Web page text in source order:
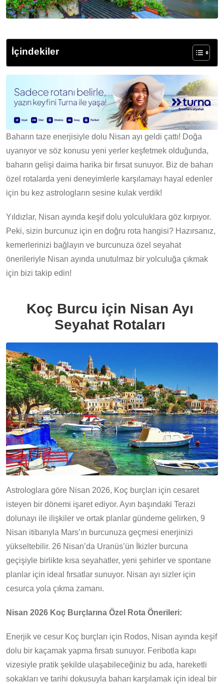
İçindekiler
Baharın taze enerjisiyle dolu Nisan ayı geldi çattı! Doğa
uyanıyor ve söz konusu yeni yerler keşfetmek olduğunda,
baharın gelişi daima harika bir fırsat sunuyor. Biz de baharı
özel rotalarda yeni deneyimlerle karşılamayı hayal edenler
için bu kez astrologların sesine kulak verdik!
Yıldızlar, Nisan ayında keşif dolu yolculuklara göz kırpıyor.
Peki, sizin burcunuz için en doğru rota hangisi? Hazırsanız,
kemerlerinizi bağlayın ve burcunuza özel seyahat
önerileriyle Nisan ayında unutulmaz bir yolculuğa çıkmak
için bizi takip edin!
Koç Burcu için Nisan Ayı
Seyahat Rotaları
Astrologlara göre Nisan 2026, Koç burçları için cesaret
isteyen bir dönemi işaret ediyor. Ayın başındaki Terazi
dolunayı ile ilişkiler ve ortak planlar gündeme gelirken, 9
Nisan itibarıyla Mars’ın burcunuza geçmesi enerjinizi
yükseltebilir. 26 Nisan’da Uranüs’ün İkizler burcuna
geçişiyle birlikte kısa seyahatler, yeni şehirler ve spontane
planlar için ideal fırsatlar sunuyor. Nisan ayı sizler için
cesurca yola çıkma zamanı.
Nisan 2026 Koç Burçlarına Özel Rota Önerileri:
Enerjik ve cesur Koç burçları için Rodos, Nisan ayında keşif
dolu bir kaçamak yapma fırsatı sunuyor. Feribotla kapı
vizesiyle pratik şekilde ulaşabileceğiniz bu ada, hareketli
sokakları ve tarihi dokusuyla baharı karşılamak için ideal bir